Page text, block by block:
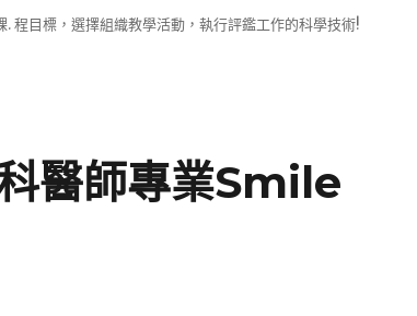
程目標，選擇組織教學活動，執行評鑑工作的科學技術!
醫師專業Smile